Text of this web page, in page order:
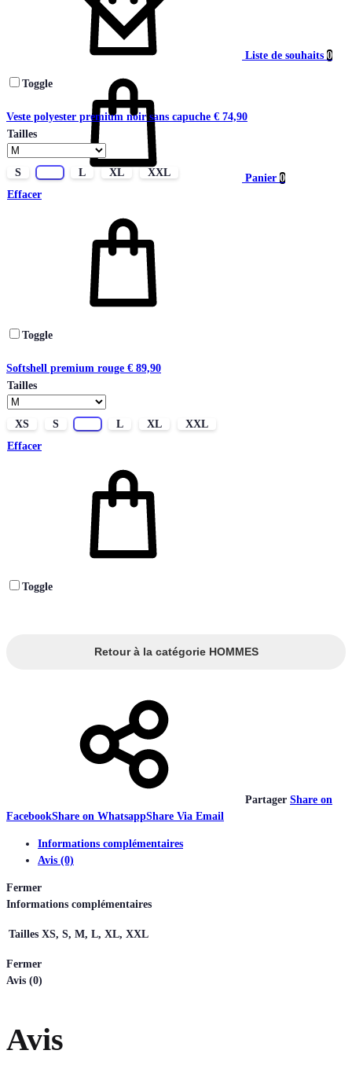
Liste de souhaits 0
Panier 0
Toggle
Veste polyester premium noir sans capuche € 74,90
Tailles
S L XL
XXL
Effacer
Toggle
Softshell premium rouge € 89,90
Tailles
XS S L XL
XXL
Effacer
Toggle
Retour à la catégorie HOMMES
Partager Share on
FacebookShare on WhatsappShare Via Email
Informations complémentaires
Avis (0)
Fermer
Informations complémentaires
Tailles XS, S, M, L, XL, XXL
Fermer
Avis (0)
Avis